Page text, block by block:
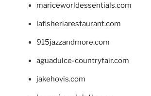
mariceworldessentials.com
lafisheriarestaurant.com
915jazzandmore.com
aguadulce-countryfair.com
jakehovis.com